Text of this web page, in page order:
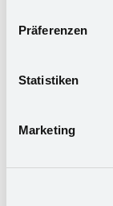
Rechtsmittel
willigen Sie in
widerrufen.
Präferenzen
Statistiken
Marketing